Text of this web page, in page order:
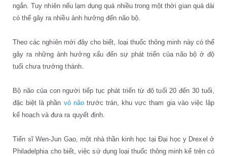
ngắn. Tuy nhiên nếu lạm dụng quá nhiều trong một thời gian quá dài
có thể gây ra nhiều ảnh hưởng đến não bộ.
Theo các nghiên mới đây cho biết, loại thuốc thông minh này có thể
gây ra những ảnh hưởng xấu đến sự phát triển của não bộ ở độ
tuổi chưa trưởng thành.
Bộ não của con người tiếp tục phát triển từ độ tuổi 20 đến 30 tuổi,
đặc biệt là phần vỏ nãotrước trán, khu vực tham gia vào việc lập
kế hoạch và đưa ra quyết định.
Tiến sĩ Wen-Jun Gao, một nhà thần kinh học tại Đại học y Drexel ở
Philadelphia cho biết, việc sử dụng loại thuốc thông minh kể trên có